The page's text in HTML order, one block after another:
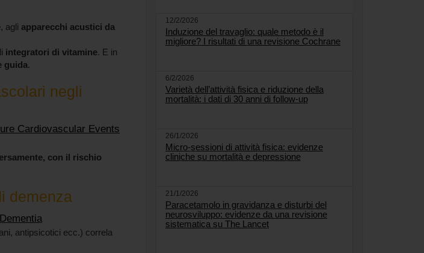
, agli apparecchi acustici da
integratori di vitamine. E in
guida.
negli
Cardiovascular Events
con il rischio
demenza
antipsicotici ecc.) correla
12/2/2026
Induzione del travaglio: quale metodo è il
migliore? I risultati di una revisione Cochrane
6/2/2026
Varietà dell’attività fisica e riduzione della
mortalità: i dati di 30 anni di follow-up
26/1/2026
Micro-sessioni di attività fisica: evidenze
cliniche su mortalità e depressione
21/1/2026
Paracetamolo in gravidanza e disturbi del
neurosviluppo: evidenze da una revisione
sistematica su The Lancet